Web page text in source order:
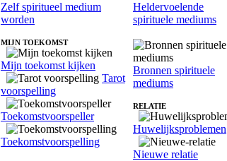
Zelf spiritueel medium
worden
MIJN TOEKOMST
Mijn toekomst kijken
Tarot
voorspelling
Toekomstvoorspeller
Toekomstvoorspelling
Heldervoelende
spirituele mediums
Bronnen spirituele
mediums
RELATIE
Huwelijksproblemen
Nieuwe relatie